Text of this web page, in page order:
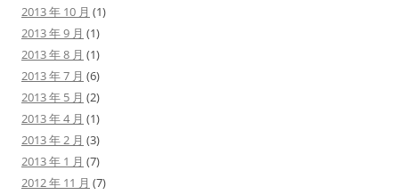
2013 年 10 月 (1)
2013 年 9 月 (1)
2013 年 8 月 (1)
2013 年 7 月 (6)
2013 年 5 月 (2)
2013 年 4 月 (1)
2013 年 2 月 (3)
2013 年 1 月 (7)
2012 年 11 月 (7)